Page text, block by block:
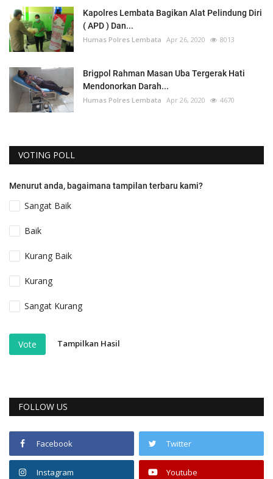
Kapolres Lembata Bagikan Alat Pelindung Diri
( APD ) Dan...
Humas Polres Lembata Apr 26, 2020 8013
Brigpol Rahman Masan Uba Tergerak Hati
Mendonorkan Darah...
Humas Polres Lembata Apr 26, 2020 4670
VOTING POLL
Menurut anda, bagaimana tampilan terbaru kami?
Sangat Baik
Baik
Kurang Baik
Kurang
Sangat Kurang
Vote Tampilkan Hasil
FOLLOW US
Facebook Twitter
Instagram Youtube